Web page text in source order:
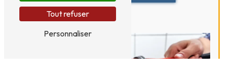
Tout refuser
Personnaliser